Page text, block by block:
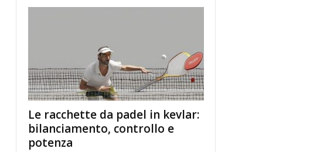
Le racchette da padel in kevlar:
bilanciamento, controllo e
potenza